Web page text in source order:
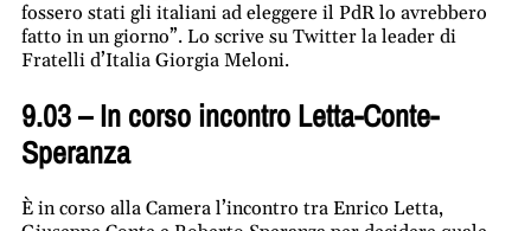
fossero stati gli italiani ad eleggere il PdR lo avrebbero
fatto in un giorno”. Lo scrive su Twitter la leader di
Fratelli d’Italia Giorgia Meloni.
9.03 – In corso incontro Letta-Conte-
Speranza
È in corso alla Camera l’incontro tra Enrico Letta,